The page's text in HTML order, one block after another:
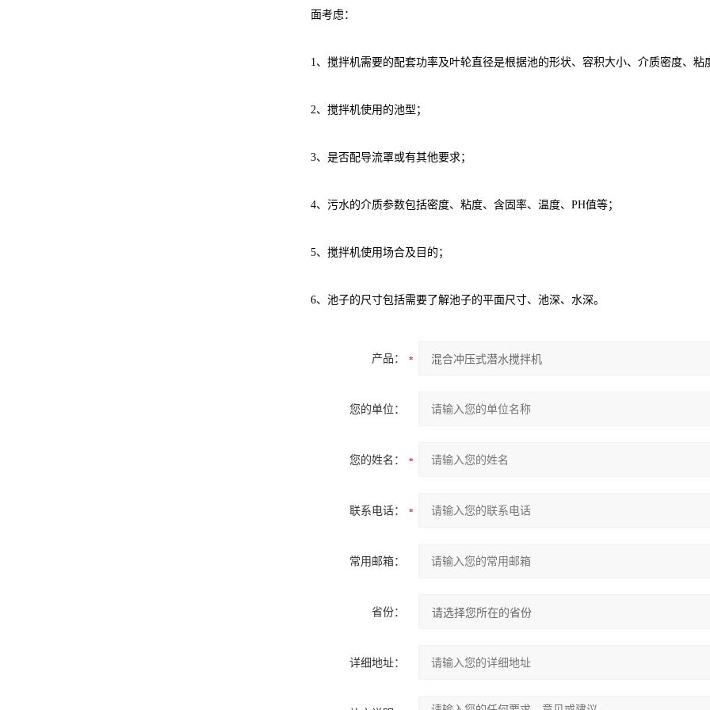
面考虑：
1、搅拌机需要的配套功率及叶轮直径是根据池的形状、容积大小、介质密度、粘
2、搅拌机使用的池型；
3、是否配导流罩或有其他要求；
4、污水的介质参数包括密度、粘度、含固率、温度、PH值等；
5、搅拌机使用场合及目的；
6、池子的尺寸包括需要了解池子的平面尺寸、池深、水深。
产品：
您的单位：
您的姓名：
联系电话：
常用邮箱：
省份：
详细地址：